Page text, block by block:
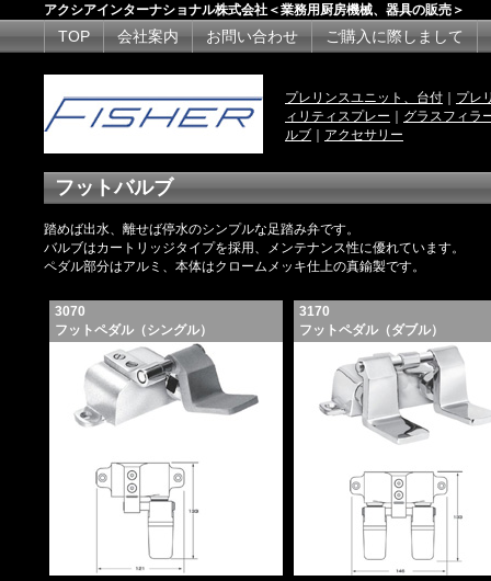
アクシアインターナショナル株式会社＜業務用厨房機械、器具の販売＞
TOP 会社案内 お問い合わせ ご購入に際しまして
プレリンスユニット、台付
プレ
ィリティスプレー
グラスフィラ
ルブ
アクセサリー
フットバルブ
踏めば出水、離せば停水のシンプルな足踏み弁です。
バルブはカートリッジタイプを採用、メンテナンス性に優れています。
ペダル部分はアルミ、本体はクロームメッキ仕上の真鍮製です。
3070
フットペダル（シングル）
3170
フットペダル（ダブル）